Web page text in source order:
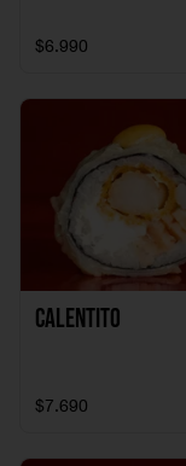
$6.990
Calentito
$7.690